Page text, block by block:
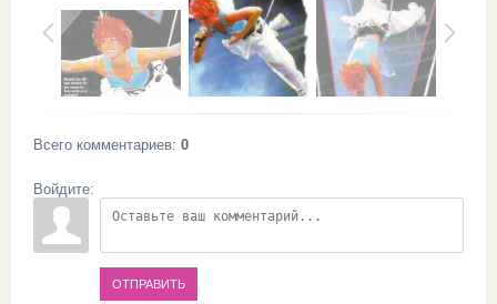
Всего комментариев: 0
Войдите:
ОТПРАВИТЬ